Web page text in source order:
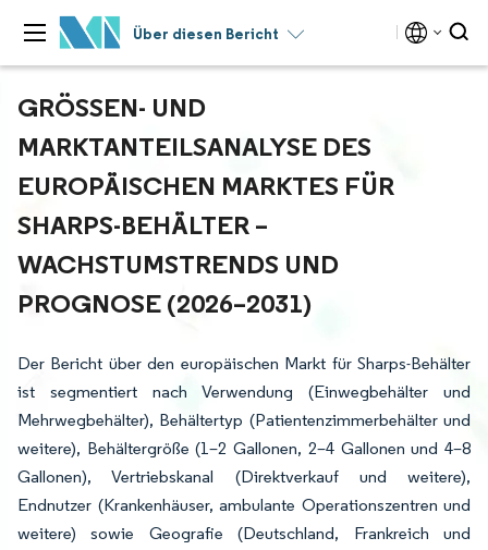
Über diesen Bericht
GRÖSSEN- UND M
ARKTANTEILSANALYSE DES E
UROPÄISCHEN MARKTES FÜR S
HARPS-BEHÄLTER – W
ACHSTUMSTRENDS UND P
ROGNOSE (2026–2031)
Der Bericht über den europäischen Markt für Sharps-Behälter
ist segmentiert nach Verwendung (Einwegbehälter und
Mehrwegbehälter), Behältertyp (Patientenzimmerbehälter und
weitere), Behältergröße (1–2 Gallonen, 2–4 Gallonen und 4–8
Gallonen), Vertriebskanal (Direktverkauf und weitere),
Endnutzer (Krankenhäuser, ambulante Operationszentren und
weitere) sowie Geografie (Deutschland, Frankreich und